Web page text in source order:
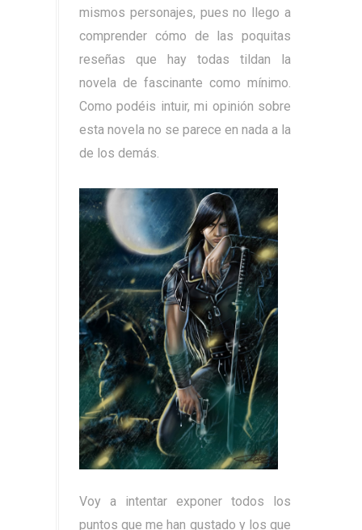
mismos personajes, pues no llego a
comprender cómo de las poquitas
reseñas que hay todas tildan la
novela de fascinante como mínimo.
Como podéis intuir, mi opinión sobre
esta novela no se parece en nada a la
de los demás.
Voy a intentar exponer todos los
puntos que me han gustado y los que